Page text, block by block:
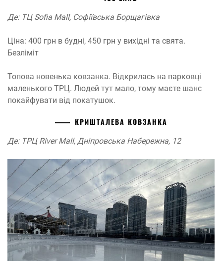
Де: ТЦ Sofia Mall, Софіївська Борщагівка
Ціна: 400 грн в будні, 450 грн у вихідні та свята.
Безліміт
Топова новенька ковзанка. Відкрилась на парковці
маленького ТРЦ. Людей тут мало, тому маєте шанс
покайфувати від покатушок.
КРИШТАЛЕВА КОВЗАНКА
Де: ТРЦ River Mall, Дніпровська Набережна, 12